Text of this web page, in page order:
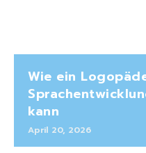
Wie ein
kann
April 20, 2026